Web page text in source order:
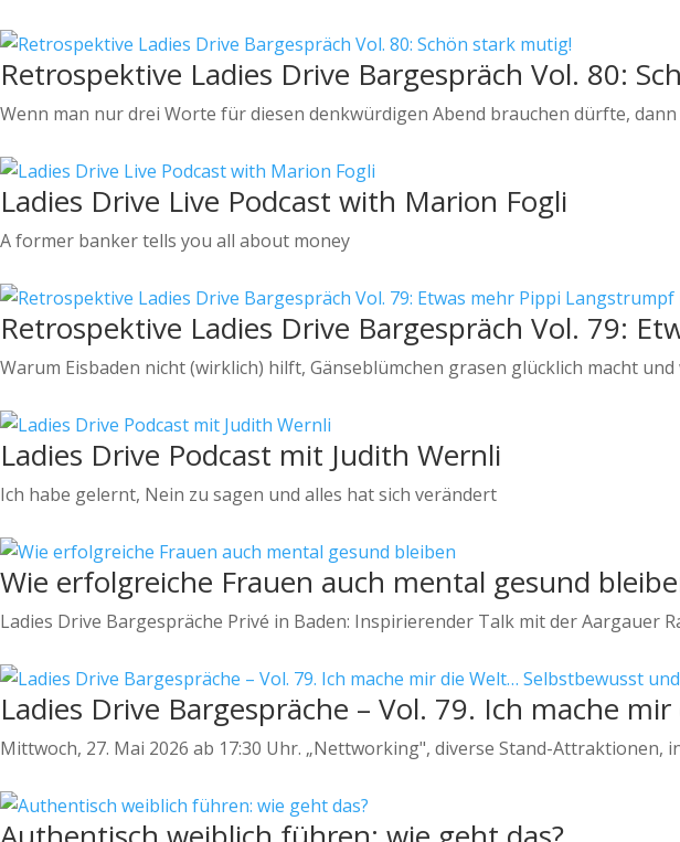
Retrospektive Ladies Drive Bargespräch Vol. 80:
Wenn man nur drei Worte für diesen denkwürdigen Abend brauchen dürfte,
Ladies Drive Live Podcast with Marion Fogli
A former banker tells you all about money
Retrospektive Ladies Drive Bargespräch Vol. 79:
Warum Eisbaden nicht (wirklich) hilft, Gänseblümchen grasen glücklich macht
Ladies Drive Podcast mit Judith Wernli
Ich habe gelernt, Nein zu sagen und alles hat sich verändert
Wie erfolgreiche Frauen auch mental gesund
Ladies Drive Bargespräche Privé in Baden: Inspirierender Talk mit der Aargauer
Ladies Drive Bargespräche – Vol. 79. Ich mache
Mittwoch, 27. Mai 2026 ab 17:30 Uhr. „Nettworking", diverse Stand-Attraktionen,